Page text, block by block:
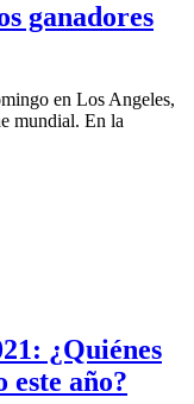
ganadores
en Los Angeles,
mundial. En la
¿Quiénes
este año?